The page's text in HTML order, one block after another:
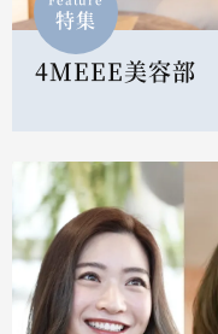
特集
4MEEE美容部